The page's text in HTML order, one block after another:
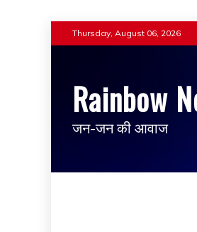
Thursday, August 06, 2026
Rainbow
जन-जन की आवाज